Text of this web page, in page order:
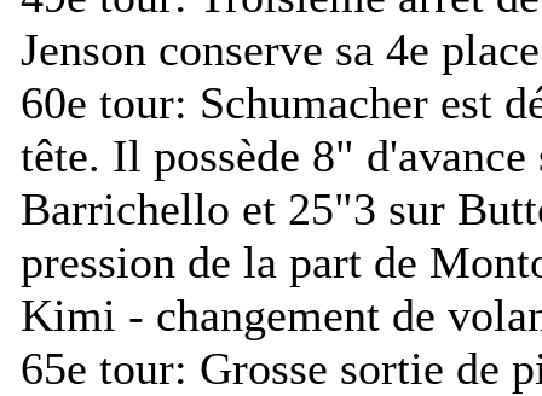
Jenson conserve sa 4e
60e tour: Schumacher est
tête. Il possède 8"
Barrichello et 25"3 sur
pression de la part de
Kimi - changement de
65e tour: Grosse sortie de